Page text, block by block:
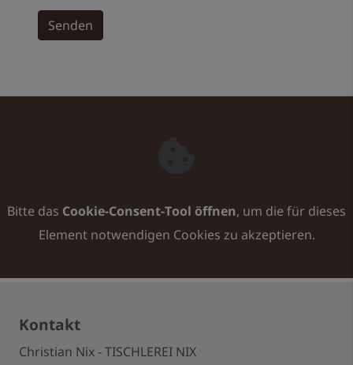
Senden
Bitte das Cookie-Consent-Tool öffnen, um die für dieses
Element notwendigen Cookies zu akzeptieren.
Kontakt
Christian Nix - TISCHLEREI NIX